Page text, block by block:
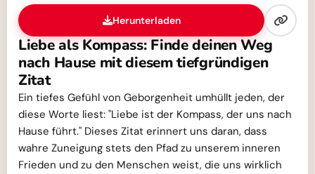
Herunterladen
Liebe als Kompass: Finde deinen Weg
nach Hause mit diesem tiefgründigen
Zitat
Ein tiefes Gefühl von Geborgenheit umhüllt jeden, der
diese Worte liest: "Liebe ist der Kompass, der uns nach
Hause führt." Dieses Zitat erinnert uns daran, dass
wahre Zuneigung stets den Pfad zu unserem inneren
Frieden und zu den Menschen weist, die uns wirklich